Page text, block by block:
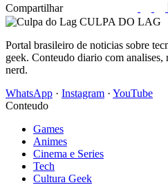
Compartilhar
CULPA DO LAG
Portal brasileiro de noticias sobre
geek. Conteudo diario com
nerd.
WhatsApp · Instagram · YouTube
Conteudo
Games
Animes
Cinema e Series
Tech
Cultura Geek